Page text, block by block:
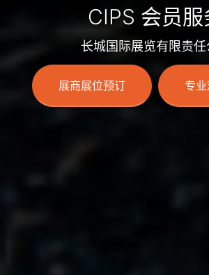
CIPS 会员服
长城国际展览有限责任
展商展位预订 专